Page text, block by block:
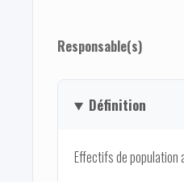
Responsable(s)
Définition
Effectifs de population